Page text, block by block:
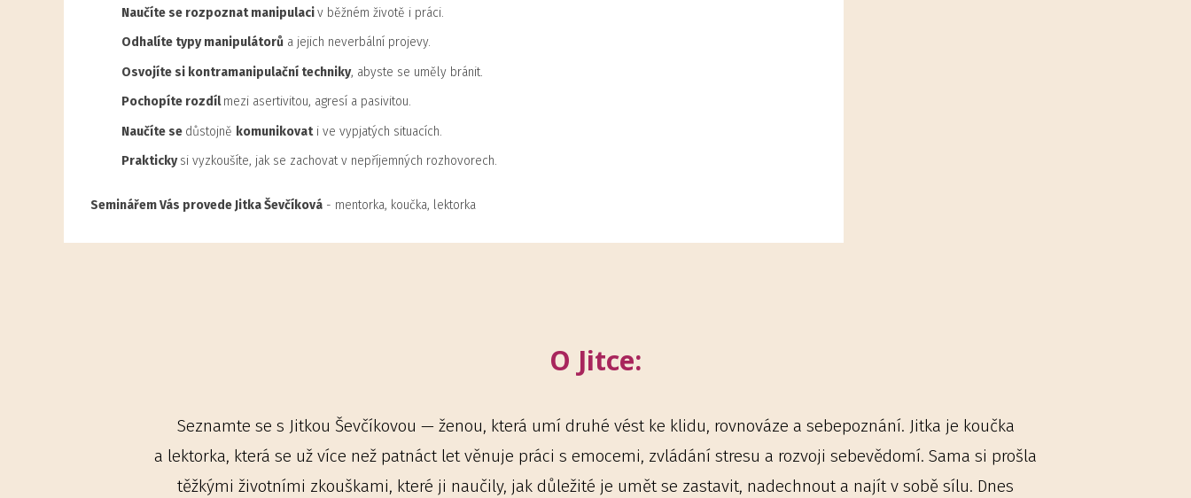
Naučíte se rozpoznat manipulaciv běžném životě i práci.
Odhalíte typy manipulátorů a jejich neverbální projevy.
Osvojíte si kontramanipulační techniky, abyste se uměly bránit.
Pochopíte rozdílmezi asertivitou, agresí a pasivitou.
Naučíte se důstojně komunikovati ve vypjatých situacích.
Praktickysi vyzkoušíte, jak se zachovat v nepříjemných rozhovorech.
Seminářem Vás provede Jitka Ševčíková - mentorka, koučka, lektorka
O Jitce:
Seznamte se s Jitkou Ševčíkovou — ženou, která umí druhé vést ke klidu, rovnováze a sebepoznání. Jitka je koučka
a lektorka, která se už více než patnáct let věnuje práci s emocemi, zvládání stresu a rozvoji sebevědomí. Sama si prošla
těžkými životními zkouškami, které ji naučily, jak důležité je umět se zastavit, nadechnout a najít v sobě sílu. Dnes